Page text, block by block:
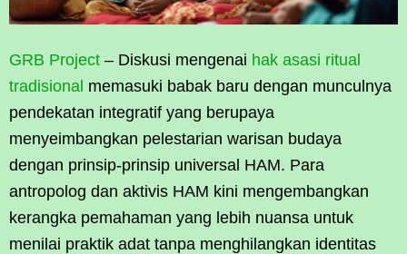
GRB Project – Diskusi mengenai hak asasi ritual
tradisional memasuki babak baru dengan munculnya
pendekatan integratif yang berupaya
menyeimbangkan pelestarian warisan budaya
dengan prinsip-prinsip universal HAM. Para
antropolog dan aktivis HAM kini mengembangkan
kerangka pemahaman yang lebih nuansa untuk
menilai praktik adat tanpa menghilangkan identitas